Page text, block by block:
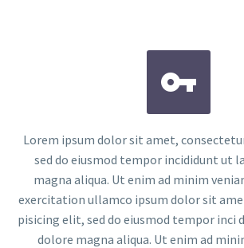


Lorem ipsum dolor sit amet,
sed do eiusmod tempor incididunt ut
magna aliqua. Ut enim ad minim
exercitation ullamco ipsum dolor sit
pisicing elit, sed do eiusmod tempor inci
dolore magna aliqua. Ut enim ad